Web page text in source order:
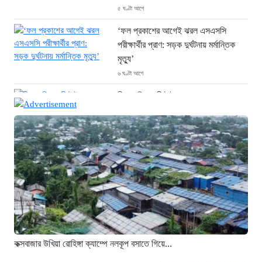
৫ ঘণ্টা আগে
‘ফল প্রকাশের আগেই ঝরল এসএসসি
পরীক্ষার্থীর প্রাণ: সড়ক দুর্ঘটনায় মর্মান্তিক
মৃত্যু’
৬ ঘণ্টা আগে
চীনে শক্তিশালী টাইফুনের আঘাত: ঘর
৬ ঘণ্টা আগে
এক যুগ পর আত্মসমর্পণ: মৃত্যুদণ্ডের বিরুদ্ধে
আপিল করলেন আবুল কালাম আযাদ
৬ ঘণ্টা আগে
প্রধানমন্ত্রী তারেক রহমানের সঙ্গে ভারতীয়
হাইকমিশনারের সৌজন্য সাক্ষাৎ
৬ ঘণ্টা আগে
শিক্ষায় নারীদের জয়গান: পাসের হারে অনন্য
কক্সবাজার উখিয়া রোহিঙ্গা ক্যাম্পে নলকূপ বসাতে গিয়ে...